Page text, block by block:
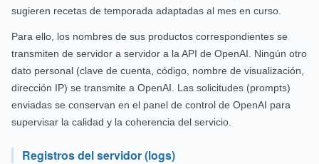
sugieren recetas de temporada adaptadas al mes en curso.
Para ello, los nombres de sus productos correspondientes se
transmiten de servidor a servidor a la API de OpenAI. Ningún otro
dato personal (clave de cuenta, código, nombre de visualización,
dirección IP) se transmite a OpenAI. Las solicitudes (prompts)
enviadas se conservan en el panel de control de OpenAI para
supervisar la calidad y la coherencia del servicio.
Registros del servidor (logs)